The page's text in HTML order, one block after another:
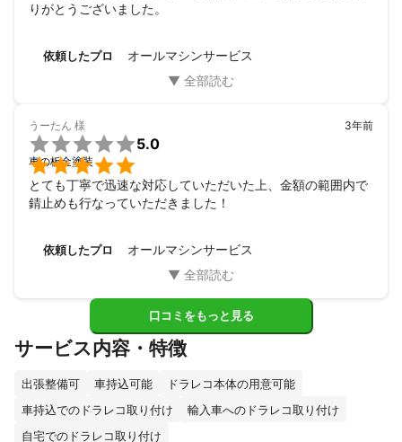
りがとうございました。
依頼したプロ オールマシンサービス
うーたん 様


5.0
車の板金塗装
3年前
とても丁寧で迅速な対応していただいた上、金額の範囲内で
錆止めも行なっていただきました！
依頼したプロ オールマシンサービス
口コミをもっと見る
サービス内容・特徴
出張整備可 車持込可能
ドラレコ本体の用意可能
車持込でのドラレコ取り付け
輸入車へのドラレコ取り付け
自宅でのドラレコ取り付け